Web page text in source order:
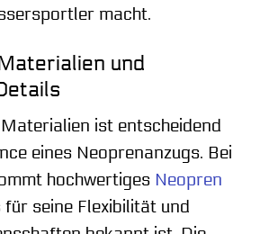
macht.
und
ist entscheidend
eines Neoprenanzugs. Bei
hochwertiges Neopren
für seine Flexibilität und